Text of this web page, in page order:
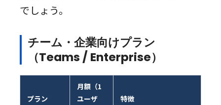
でしょう。
チーム・企業向けプラン
（Teams / Enterprise）
プラン
月額（1
ユーザ
特徴